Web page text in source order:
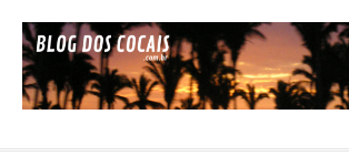
conteúdo